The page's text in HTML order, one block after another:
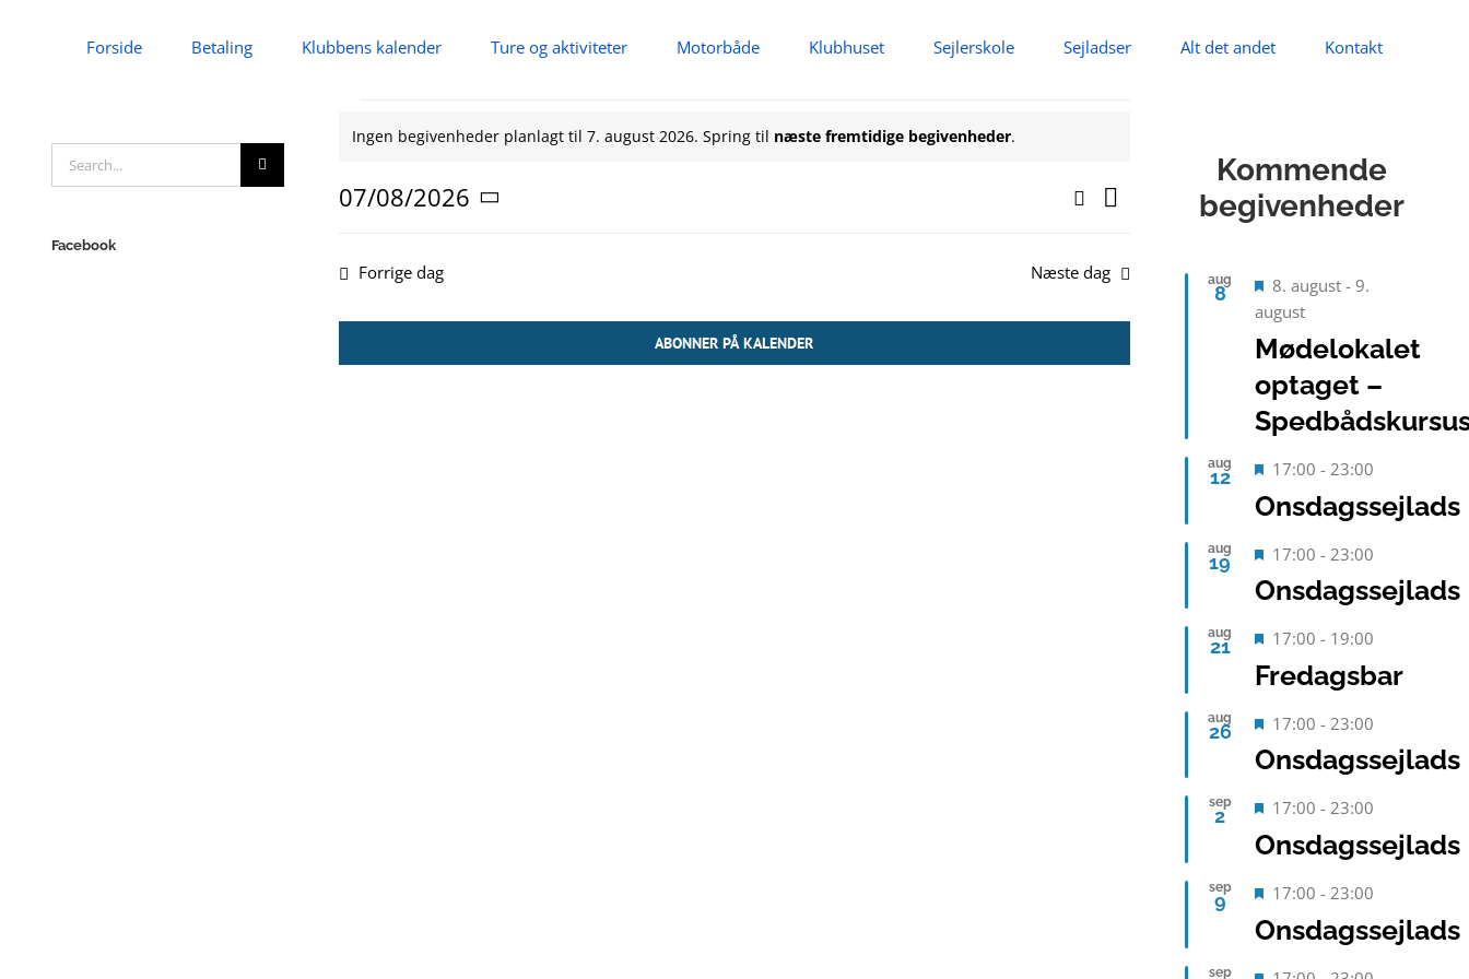
Forside Betaling Klubbens kalender Ture og aktiviteter Motorbåde Klubhuset Sejlerskole Sejladser Alt det andet Kontakt
Begivenheder
august
2026
Notice
Ingen begivenheder planlagt til 7. august 2026. Spring til næste fremtidige begivenheder.
Begivenheder
og
visninger
Navigation
Søg Begivenhed
Dag
07/08/2026
Forrige dag Næste dag
ABONNER PÅ KALENDER
for:
Facebook
Kommende
begivenheder
aug
8 Fremhævet
8. august-9.
august
Mødelokalet
optaget –
aug
12 Fremhævet
17:00 -23:00
Onsdagssejlads
aug
19 Fremhævet
17:00 -23:00
Onsdagssejlads
aug
21 Fremhævet
17:00 - 19:00
Fredagsbar
aug
26 Fremhævet
17:00 -23:00
Onsdagssejlads
sep
2 Fremhævet
17:00 -23:00
Onsdagssejlads
sep
9 Fremhævet
17:00 -23:00
Onsdagssejlads
sep